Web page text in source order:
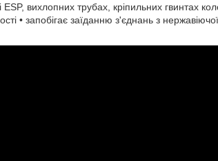
вихлопних трубах, кріпильних гвинтах
• запобігає заїданню з'єднань з